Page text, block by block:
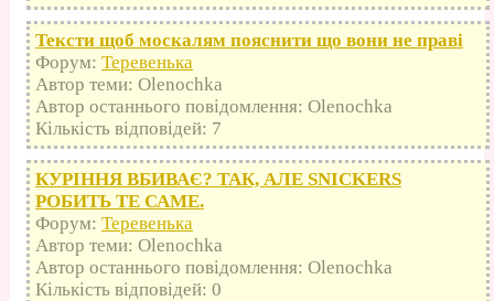
Тексти щоб москалям пояснити що вони не праві
Форум: Теревенька
Автор теми: Olenochka
Автор останнього повідомлення: Olenochka
Кількість відповідей: 7
КУРІННЯ ВБИВАЄ? ТАК, АЛЕ SNICKERS
РОБИТЬ ТЕ САМЕ.
Форум: Теревенька
Автор теми: Olenochka
Автор останнього повідомлення: Olenochka
Кількість відповідей: 0